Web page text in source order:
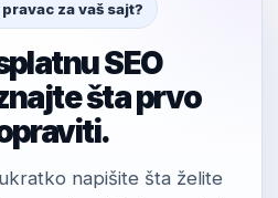
za vaš sajt?
SEO
šta prvo
napišite šta želite